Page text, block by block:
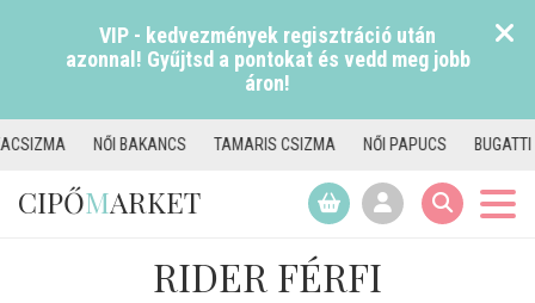
VIP - kedvezmények regisztráció után
azonnal! Gyűjtsd a pontokat és vedd meg jobb
áron!
TAMARIS CSIZMA NŐI PAPUCS BUGATTI CIPŐ JANA CIPŐ
CIPŐMARKET
RIDER FÉRFI